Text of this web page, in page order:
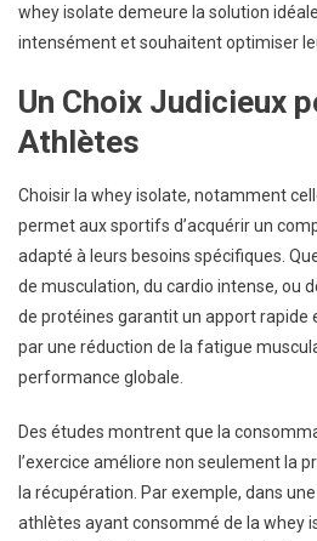
whey isolate demeure la solution
intensément et souhaitent optimiser
Un Choix Judicieux
Athlètes
Choisir la whey isolate, notamment
permet aux sportifs d’acquérir un
adapté à leurs besoins spécifiques.
de musculation, du cardio intense, ou
de protéines garantit un apport rapide
par une réduction de la fatigue
performance globale.
Des études montrent que la
l’exercice améliore non seulement la
la récupération. Par exemple, dans
athlètes ayant consommé de la whey